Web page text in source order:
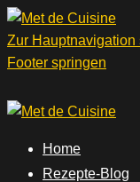
Zur Hauptnavigation
Footer springen
Home
Rezepte-Blog